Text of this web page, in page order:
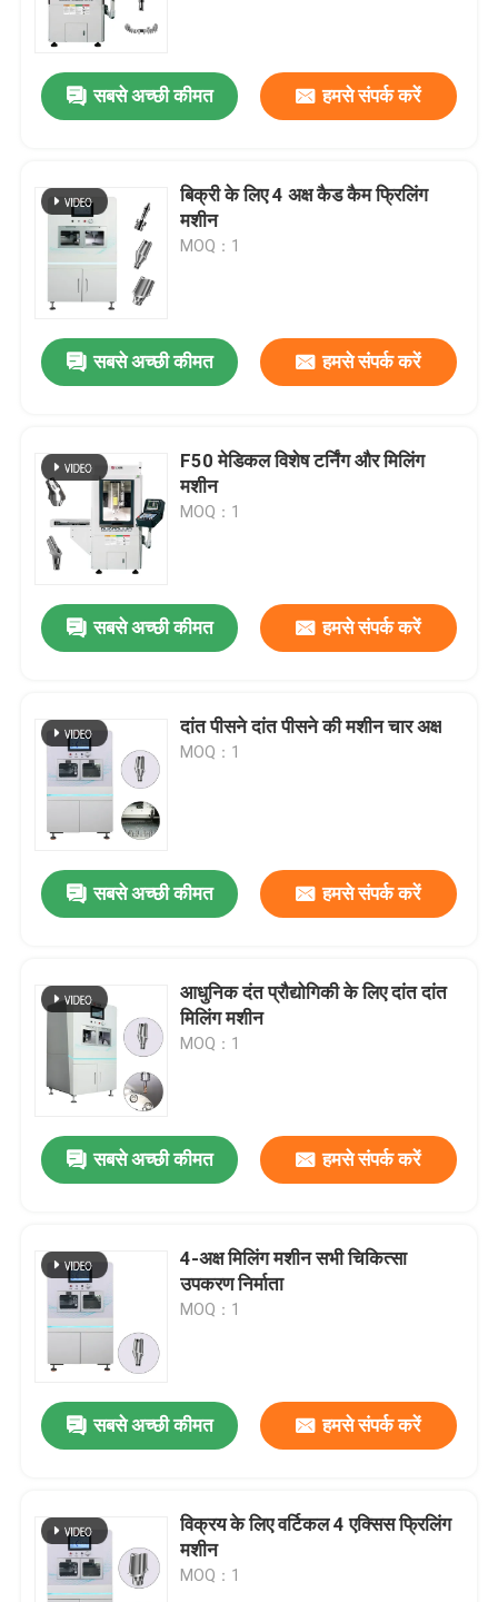
उत्पादों
वीआर शो
हमारे बारे में
गुणवत्ता नियंत्रण
हमसे संपर्क करें
समाचार
मामले
ब्लॉग
सबसे अच्छी कीमत हमसे संपर्क करें
बिक्री के लिए 4 अक्ष कैड कैम फ्रिलिंग
मशीन
MOQ：1
सबसे अच्छी कीमत हमसे संपर्क करें
F50 मेडिकल विशेष टर्निंग और मिलिंग
मशीन
MOQ：1
सबसे अच्छी कीमत हमसे संपर्क करें
दांत पीसने दांत पीसने की मशीन चार अक्ष
MOQ：1
सबसे अच्छी कीमत हमसे संपर्क करें
आधुनिक दंत प्रौद्योगिकी के लिए दांत दांत
मिलिंग मशीन
MOQ：1
सबसे अच्छी कीमत हमसे संपर्क करें
4-अक्ष मिलिंग मशीन सभी चिकित्सा
उपकरण निर्माता
MOQ：1
सबसे अच्छी कीमत हमसे संपर्क करें
विक्रय के लिए वर्टिकल 4 एक्सिस फ्रिलिंग
मशीन
MOQ：1